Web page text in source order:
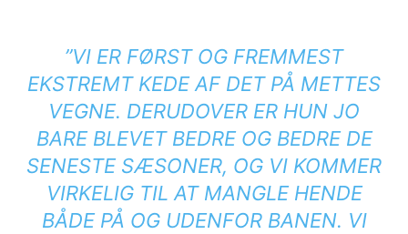
”VI ER FØRST OG FREMMEST
EKSTREMT KEDE AF DET PÅ METTES
VEGNE. DERUDOVER ER HUN JO
BARE BLEVET BEDRE OG BEDRE DE
SENESTE SÆSONER, OG VI KOMMER
VIRKELIG TIL AT MANGLE HENDE
BÅDE PÅ OG UDENFOR BANEN. VI